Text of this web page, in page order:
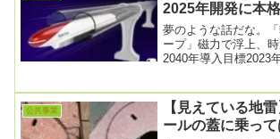
2025年開発に本
夢のような話だな。
ープ」磁力で浮上、
2040年導入目標2023
公共事業
【見えている地
ールの蓋に乗っ